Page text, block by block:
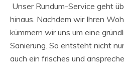
Unser Rundum-Service geht
hinaus. Nachdem wir Ihren
kümmern wir uns um eine
Sanierung. So entsteht nicht
auch ein frisches und